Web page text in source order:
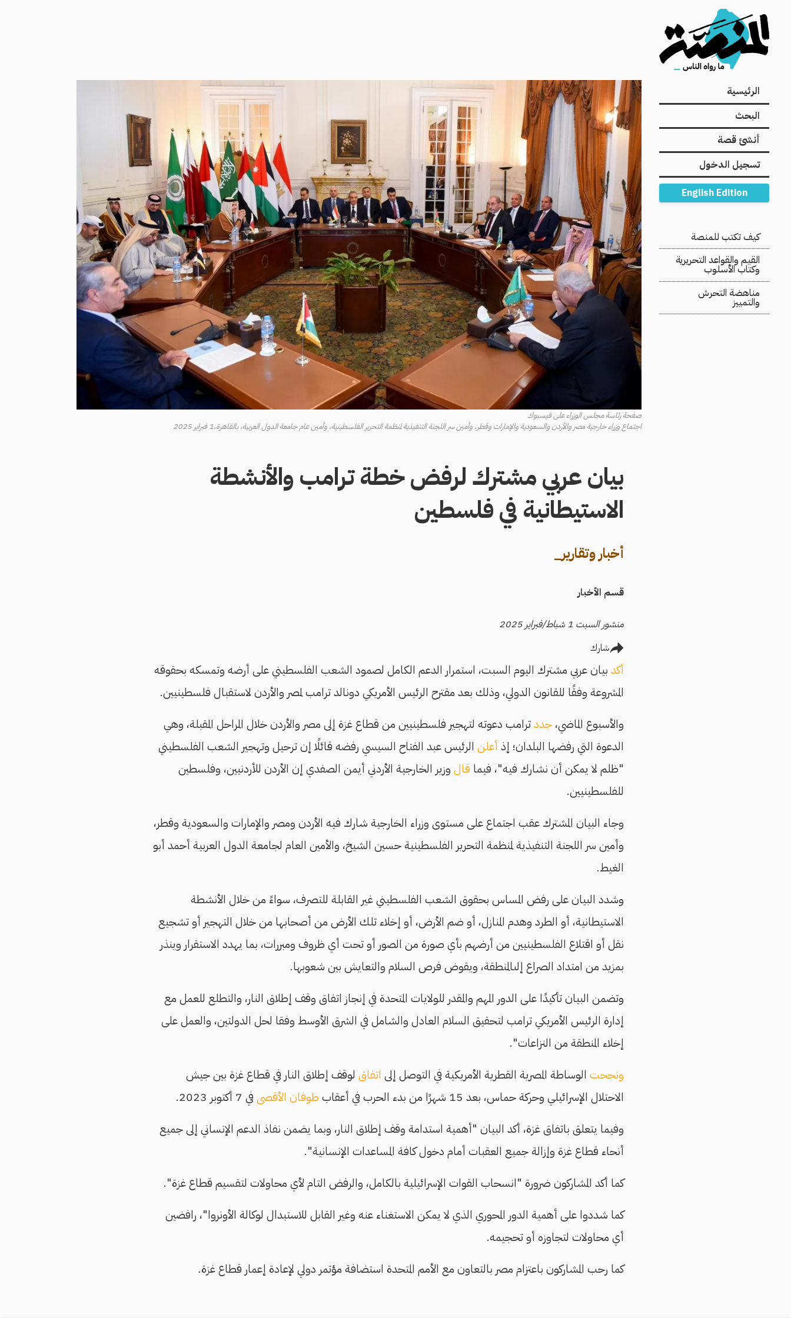
Main
navigation
الرئيسية
البحث
أنشئ قصة
تسجيل الدخول
English Edition
Secondary
Navigation
كيف تكتب للمنصة
القيم والقواعد التحريرية
وكتاب الأسلوب
مناهضة التحرش
والتمييز
صفحة رئاسة مجلس الوزراء على فيسبوك
اجتماع وزراء خارجية مصر والأردن والسعودية والإمارات وقطر، وأمين سر اللجنة التنفيذية لمنظمة التحرير الفلسطينية، وأمين عام جامعة الدول العربية، بالقاهرة،1 فبراير 2025
بيان عربي مشترك لرفض خطة ترامب والأنشطة
الاستيطانية في فلسطين
أخبار وتقارير_
قسم الأخبار
منشور السبت 1 شباط/فبراير 2025
شارك
أكدبيان عربي مشترك اليوم السبت، استمرار الدعم الكامل لصمود الشعب الفلسطيني على أرضه وتمسكه بحقوقه
المشروعة وفقًا للقانون الدولي، وذلك بعد مقترح الرئيس الأمريكي دونالد ترامب لمصر والأردن لاستقبال فلسطينيين.
والأسبوع الماضي، جددترامب دعوته لتهجير فلسطينيين من قطاع غزة إلى مصر والأردن خلال المراحل المقبلة، وهي
الدعوة التي رفضها البلدان؛ إذ أعلنالرئيس عبد الفتاح السيسي رفضه قائلًا إن ترحيل وتهجير الشعب الفلسطيني
"ظلم لا يمكن أن نشارك فيه"، فيما قالوزير الخارجية الأردني أيمن الصفدي إن الأردن للأردنيين، وفلسطين
للفلسطينيين.
وجاء البيان المشترك عقب اجتماع على مستوى وزراء الخارجية شارك فيه الأردن ومصر والإمارات والسعودية وقطر،
وأمين سر اللجنة التنفيذية لمنظمة التحرير الفلسطينية حسين الشيخ، والأمين العام لجامعة الدول العربية أحمد أبو
الغيط.
وشدد البيان على رفض المساس بحقوق الشعب الفلسطيني غير القابلة للتصرف، سواءً من خلال الأنشطة
الاستيطانية، أو الطرد وهدم المنازل، أو ضم الأرض، أو إخلاء تلك الأرض من أصحابها من خلال التهجير أو تشجيع
نقل أو اقتلاع الفلسطينيين من أرضهم بأي صورة من الصور أو تحت أي ظروف ومبررات، بما يهدد الاستقرار وينذر
بمزيد من امتداد الصراع إلىالمنطقة، ويقوض فرص السلام والتعايش بين شعوبها.
وتضمن البيان تأكيدًا على الدور المهم والمقدر للولايات المتحدة في إنجاز اتفاق وقف إطلاق النار، والتطلع للعمل مع
إدارة الرئيس الأمريكي ترامب لتحقيق السلام العادل والشامل في الشرق الأوسط وفقا لحل الدولتين، والعمل على
إخلاء المنطقة من النزاعات".
ونجحت الوساطة المصرية القطرية الأمريكية في التوصل إلى اتفاقلوقف إطلاق النار في قطاع غزة بين جيش
الاحتلال الإسرائيلي وحركة حماس، بعد 15 شهرًا من بدء الحرب في أعقاب
طوفان الأقصىفي 7 أكتوبر 2023.
وفيما يتعلق باتفاق غزة، أكد البيان "أهمية استدامة وقف إطلاق النار، وبما يضمن نفاذ الدعم الإنساني إلى جميع
أنحاء قطاع غزة وإزالة جميع العقبات أمام دخول كافة المساعدات الإنسانية".
كما أكد المشاركون ضرورة "انسحاب القوات الإسرائيلية بالكامل، والرفض التام لأي محاولات لتقسيم قطاع غزة".
كما شددوا على أهمية الدور المحوري الذي لا يمكن الاستغناء عنه وغير القابل للاستبدال لوكالة الأونروا"، رافضين
أي محاولات لتجاوزه أو تحجيمه.
كما رحب المشاركون باعتزام مصر بالتعاون مع الأمم المتحدة استضافة مؤتمر دولي لإعادة إعمار قطاع غزة.